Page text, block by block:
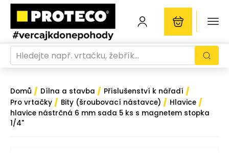
Domů / Dílna a stavba / Příslušenství k nářadí /
Pro vrtačky / Bity (šroubovací nástavce) / Hlavice /
hlavice nástrčná 6 mm sada 5 ks s magnetem stopka
1/4"